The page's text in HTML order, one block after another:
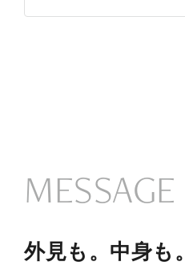
MESSAGE
外見も。中身も。